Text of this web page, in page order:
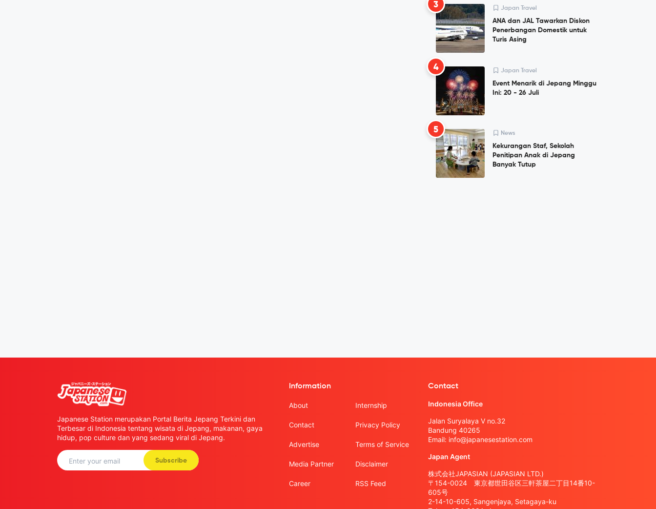
3 Japan Travel
ANA dan JAL Tawarkan Diskon
Penerbangan Domestik untuk
Turis Asing
4 Japan Travel
Event Menarik di Jepang Minggu
Ini: 20 - 26 Juli
5 News
Kekurangan Staf, Sekolah
Penitipan Anak di Jepang
Banyak Tutup
Japanese Station merupakan Portal Berita Jepang Terkini dan
Terbesar di Indonesia tentang wisata di Jepang, makanan, gaya
hidup, pop culture dan yang sedang viral di Jepang.
Subscribe
Information
About
Contact
Advertise
Media Partner
Career
Internship
Privacy Policy
Terms of Service
Disclaimer
RSS Feed
Contact
Indonesia Office
Jalan Suryalaya V no.32
Bandung 40265
Email: info@japanesestation.com
Japan Agent
株式会社JAPASIAN (JAPASIAN LTD.)
〒154-0024 東京都世田谷区三軒茶屋二丁目14番10-
605号
2-14-10-605, Sangenjaya, Setagaya-ku